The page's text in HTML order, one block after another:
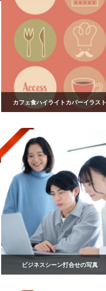
カフェ食ハイライトカバーイラスト
ビジネスシーン打合せの写真